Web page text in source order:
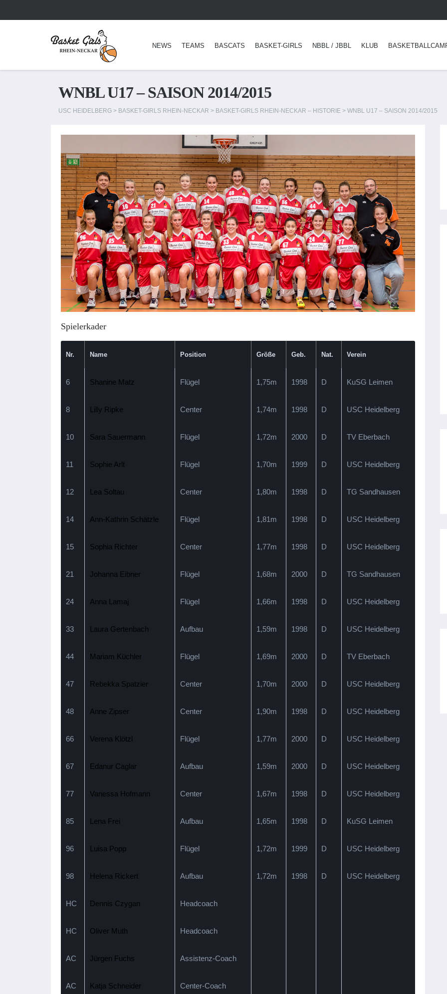
NEWS TEAMS BASCATS BASKET-GIRLS NBBL / JBBL KLUB
WNBL U17 – SAISON 2014/2015
USC HEIDELBERG > BASKET-GIRLS RHEIN-NECKAR > BASKET-GIRLS RHEIN-NECKAR – HISTORIE > WNBL U17 – SAISON 2014/2015
Spielerkader
Nr. Name Position Größe Geb. Nat. Verein
6 Shanine Matz Flügel 1,75m 1998 D KuSG Leimen
8 Lilly Ripke Center 1,74m 1998 D USC Heidelberg
10 Sara Sauermann Flügel 1,72m 2000 D TV Eberbach
11 Sophie Arlt Flügel 1,70m 1999 D USC Heidelberg
12 Lea Soltau Center 1,80m 1998 D TG Sandhausen
14 Ann-Kathrin Schätzle Flügel 1,81m 1998 D USC Heidelberg
15 Sophia Richter Center 1,77m 1998 D USC Heidelberg
21 Johanna Eibner Flügel 1,68m 2000 D TG Sandhausen
24 Anna Lamaj Flügel 1,66m 1998 D USC Heidelberg
33 Laura Gertenbach Aufbau 1,59m 1998 D USC Heidelberg
44 Mariam Küchler Flügel 1,69m 2000 D TV Eberbach
47 Rebekka Spatzier Center 1,70m 2000 D USC Heidelberg
48 Anne Zipser Center 1,90m 1998 D USC Heidelberg
66 Verena Klötzl Flügel 1,77m 2000 D USC Heidelberg
67 Edanur Caglar Aufbau 1,59m 2000 D USC Heidelberg
77 Vanessa Hofmann Center 1,67m 1998 D USC Heidelberg
85 Lena Frei Aufbau 1,65m 1998 D KuSG Leimen
96 Luisa Popp Flügel 1,72m 1999 D USC Heidelberg
98 Helena Rickert Aufbau 1,72m 1998 D USC Heidelberg
HC Dennis Czygan Headcoach
HC Oliver Muth Headcoach
AC Jürgen Fuchs Assistenz-Coach
AC Katja Schneider Center-Coach